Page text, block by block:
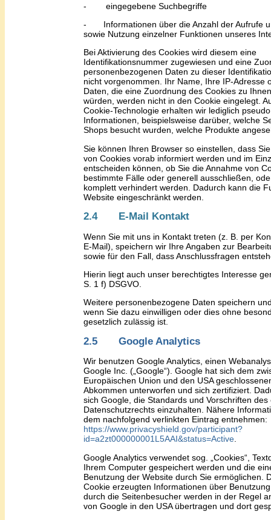
- eingegebene Suchbegriffe
- Informationen über die Anzahl der Aufrufe
sowie Nutzung einzelner Funktionen unseres
Bei Aktivierung des Cookies wird diesem eine
Identifikationsnummer zugewiesen und eine
personenbezogenen Daten zu dieser
nicht vorgenommen. Ihr Name, Ihre IP-Adresse
Daten, die eine Zuordnung des Cookies zu
würden, werden nicht in den Cookie eingelegt.
Cookie-Technologie erhalten wir lediglich
Informationen, beispielsweise darüber, welche
Shops besucht wurden, welche Produkte
Sie können Ihren Browser so einstellen, dass
von Cookies vorab informiert werden und im
entscheiden können, ob Sie die Annahme von
bestimmte Fälle oder generell ausschließen,
komplett verhindert werden. Dadurch kann die
Website eingeschränkt werden.
2.4 E-Mail Kontakt
Wenn Sie mit uns in Kontakt treten (z. B. per
E-Mail), speichern wir Ihre Angaben zur
sowie für den Fall, dass Anschlussfragen
Hierin liegt auch unser berechtigtes Interesse
S. 1 f) DSGVO.
Weitere personenbezogene Daten speichern
wenn Sie dazu einwilligen oder dies ohne
gesetzlich zulässig ist.
2.5 Google Analytics
Wir benutzen Google Analytics, einen
Google Inc. („Google“). Google hat sich dem
Europäischen Union und den USA
Abkommen unterworfen und sich zertifiziert.
sich Google, die Standards und Vorschriften des
Datenschutzrechts einzuhalten. Nähere
dem nachfolgend verlinkten Eintrag entnehmen:
https://www.privacyshield.gov/participant?
id=a2zt000000001L5AAI&status=Active.
Google Analytics verwendet sog. „Cookies“,
Ihrem Computer gespeichert werden und die
Benutzung der Website durch Sie ermöglichen.
Cookie erzeugten Informationen über
durch die Seitenbesucher werden in der Regel
von Google in den USA übertragen und dort